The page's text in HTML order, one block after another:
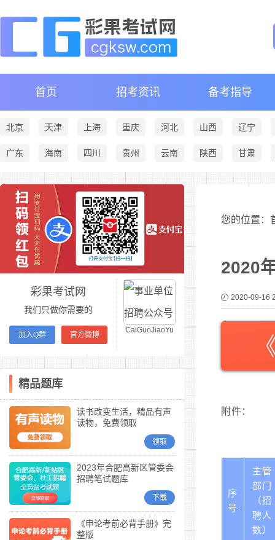
首页 招考资讯 备考指导
北京 天津 上海 重庆 河北 山西 辽宁
广东 海南 四川 贵州 云南 陕西 甘肃
彩果考试网
我们只做你需要的
加入Q群 官方微博
CaiGuoJiaoYu
精品题库
读书改变生活，精品有声
读物，免费领取
领取
2023年合肥高新区管委会
招聘笔试题库
下载
《申论考前必背手册》完
整版
您的位置：
2020
2020-09-16
附件：
序
号
主管
部门
（招
聘人
数）